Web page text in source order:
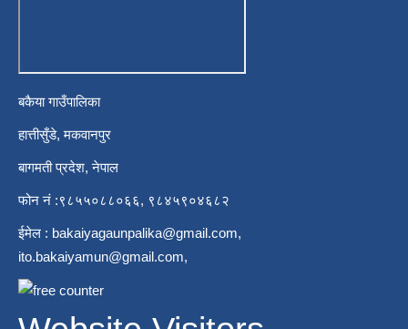
बकैया गाउँपालिका
हात्तीसुँडे, मकवानपुर
बागमती प्रदेश, नेपाल
फोन नं :९८५५०८८०६६, ९८४५९०४६८२
ईमेल : bakaiyagaunpalika@gmail.com,
ito.bakaiyamun@gmail.com,